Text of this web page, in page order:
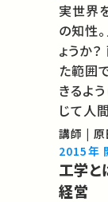
実世界
の知性
ょうか
た範囲
きるよ
じて人
やすく伝えます。 ★ 東京
ンパス模擬講義
希望の
講師 | 原
2015年
工学と
経営